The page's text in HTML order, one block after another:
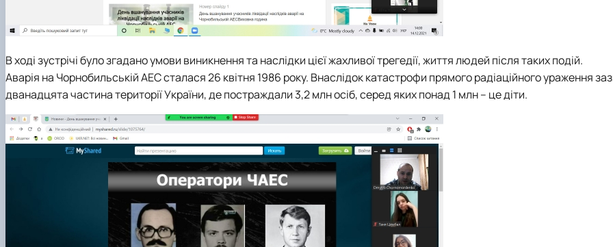
В ході зустрічі було згадано умови виникнення та наслідки цієї жахливої трегедії, життя людей після таких подій.
Аварія на Чорнобильській АЕС сталася 26 квітня 1986 року. Внаслідок катастрофи прямого радіаційного ураження
дванадцята частина території України, де постраждали 3,2 млн осіб, серед яких понад 1 млн – це діти.